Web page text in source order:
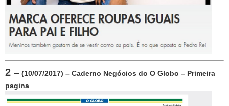
2 – (10/07/2017) – Caderno Negócios do O Globo – Primeira
pagina